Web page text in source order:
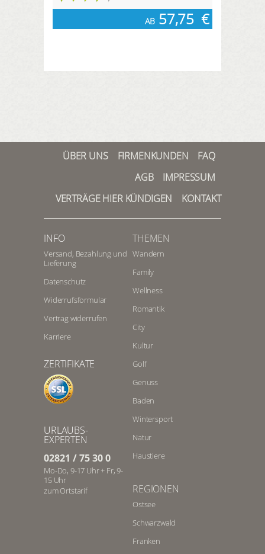
AB 57,75 €
ÜBER UNS FIRMENKUNDEN
FAQ
AGB
IMPRESSUM
VERTRÄGE HIER KÜNDIGEN
KONTAKT
INFO
Versand, Bezahlung und
Lieferung
Datenschutz
Widerrufsformular
Vertrag widerrufen
Karriere
ZERTIFIKATE
URLAUBS-
EXPERTEN
02821 / 75 30 0
Mo-Do, 9-17 Uhr + Fr, 9-
15 Uhr
zum Ortstarif
THEMEN
Wandern
Family
Wellness
Romantik
City
Kultur
Golf
Genuss
Baden
Wintersport
Natur
Haustiere
REGIONEN
Ostsee
Schwarzwald
Franken